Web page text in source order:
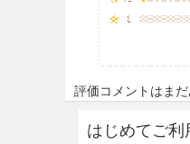
評価コメントはま
はじめてご利